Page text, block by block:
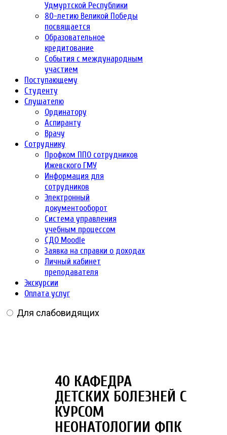
Удмуртской Республики
80-летию Великой Победы
посвящается
Образовательное
кредитование
События с международным
участием
Поступающему
Студенту
Слушателю
Ординатору
Аспиранту
Врачу
Сотруднику
Профком ППО сотрудников
Ижевского ГМУ
Информация для
сотрудников
Электронный
документооборот
Система управления
учебным процессом
СДО Moodle
Заявка на справки о доходах
Личный кабинет
преподавателя
Экскурсии
Оплата услуг
Для слабовидящих
40 КАФЕДРА
ДЕТСКИХ БОЛЕЗНЕЙ С
КУРСОМ
НЕОНАТОЛОГИИ ФПК